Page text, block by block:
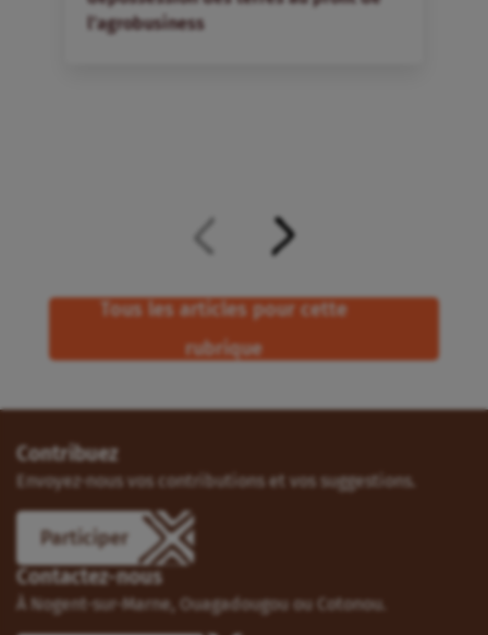
l’agrobusiness
Tous les articles pour cette
rubrique
Contribuez
Envoyez-nous vos contributions et vos suggestions.
Participer
Contactez-nous
À Nogent-sur-Marne, Ouagadougou ou Cotonou.